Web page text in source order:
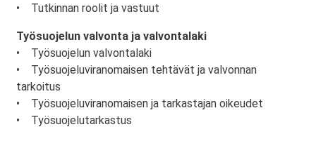
• Tutkinnan roolit ja vastuut
Työsuojelun valvonta ja valvontalaki
• Työsuojelun valvontalaki
• Työsuojeluviranomaisen tehtävät ja valvonnan
tarkoitus
• Työsuojeluviranomaisen ja tarkastajan oikeudet
• Työsuojelutarkastus